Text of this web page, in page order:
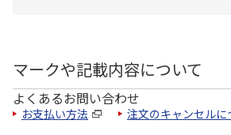
マークや記載内容について
よくあるお問い合わせ
お支払い方法 注文のキャンセルに